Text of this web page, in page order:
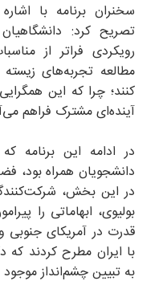
سخنران برنامه با
تصریح کرد:
رویکردی فراتر از
مطالعه تجربه‌های
کنند؛ چرا که این
آینده‌ای مشترک فراهم
در ادامه این برنامه
دانشجویان همراه
در این بخش،
بولیوی، ابهاماتی را
قدرت در آمریکای جنوبی
با ایران مطرح کردند
به تبیین چشم‌انداز